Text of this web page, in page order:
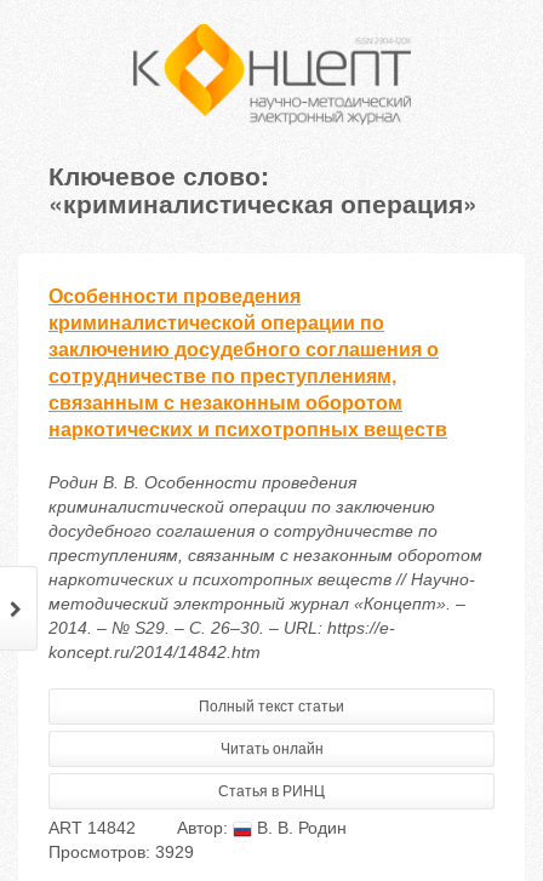
Ключевое слово:
«криминалистическая операция»
Особенности проведения
криминалистической операции по
заключению досудебного соглашения о
сотрудничестве по преступлениям,
связанным с незаконным оборотом
наркотических и психотропных веществ
Родин В. В. Особенности проведения
криминалистической операции по заключению
досудебного соглашения о сотрудничестве по
преступлениям, связанным с незаконным оборотом
наркотических и психотропных веществ // Научно-
методический электронный журнал «Концепт». –
2014. – № S29. – С. 26–30. – URL: https://e-
koncept.ru/2014/14842.htm
Полный текст статьи
Читать онлайн
Статья в РИНЦ
ART 14842 Автор:
В. В. Родин
Просмотров: 3929